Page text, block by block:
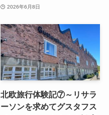
2026年6月8日
北欧旅行体験記⑦～リサラ
ーソンを求めてグスタフス